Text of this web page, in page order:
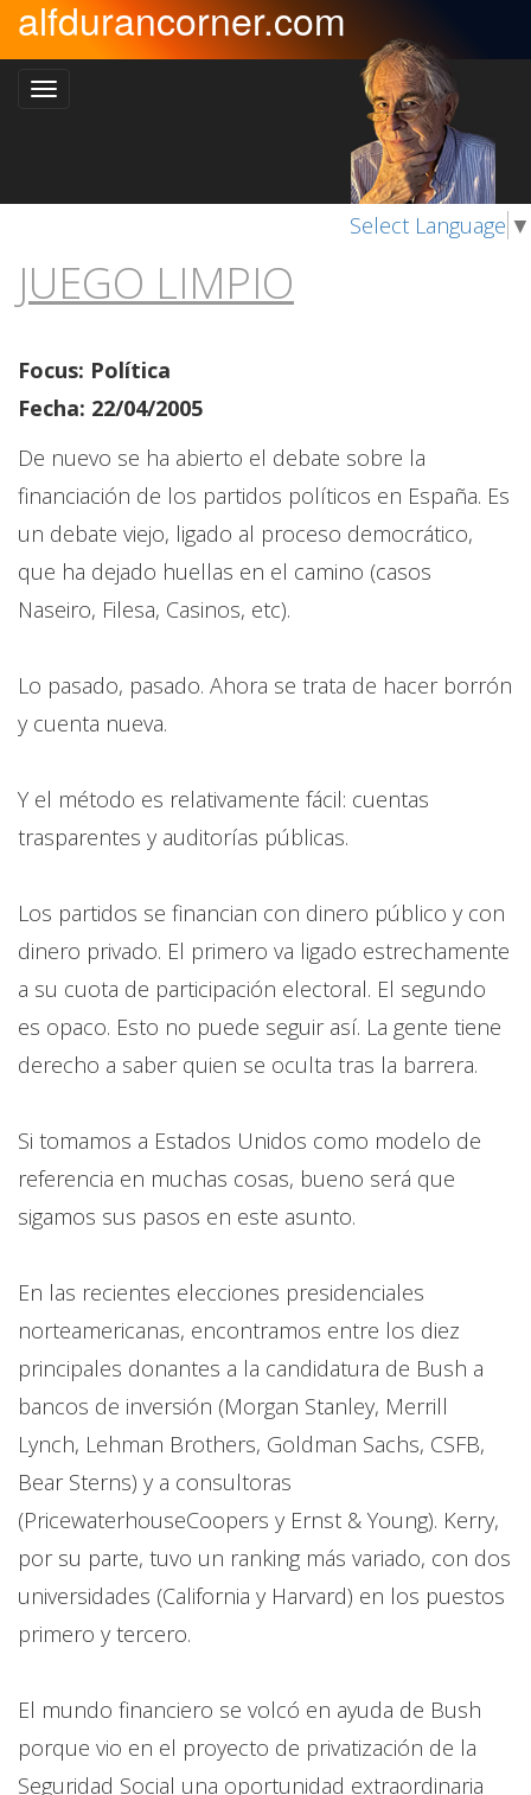
alfdurancorner.com
Select Language ▼
JUEGO LIMPIO
Focus: Política
Fecha: 22/04/2005
De nuevo se ha abierto el debate sobre la
financiación de los partidos políticos en España. Es
un debate viejo, ligado al proceso democrático,
que ha dejado huellas en el camino (casos
Naseiro, Filesa, Casinos, etc).
Lo pasado, pasado. Ahora se trata de hacer borrón
y cuenta nueva.
Y el método es relativamente fácil: cuentas
trasparentes y auditorías públicas.
Los partidos se financian con dinero público y con
dinero privado. El primero va ligado estrechamente
a su cuota de participación electoral. El segundo
es opaco. Esto no puede seguir así. La gente tiene
derecho a saber quien se oculta tras la barrera.
Si tomamos a Estados Unidos como modelo de
referencia en muchas cosas, bueno será que
sigamos sus pasos en este asunto.
En las recientes elecciones presidenciales
norteamericanas, encontramos entre los diez
principales donantes a la candidatura de Bush a
bancos de inversión (Morgan Stanley, Merrill
Lynch, Lehman Brothers, Goldman Sachs, CSFB,
Bear Sterns) y a consultoras
(PricewaterhouseCoopers y Ernst & Young). Kerry,
por su parte, tuvo un ranking más variado, con dos
universidades (California y Harvard) en los puestos
primero y tercero.
El mundo financiero se volcó en ayuda de Bush
porque vio en el proyecto de privatización de la
Seguridad Social una oportunidad extraordinaria